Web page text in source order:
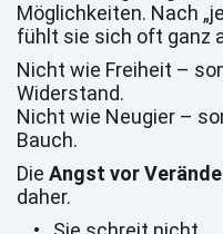
Möglichkeiten. Nach
fühlt sie sich oft ganz
Nicht wie Freiheit –
Widerstand.
Nicht wie Neugier –
Bauch.
Die Angst vor
daher.